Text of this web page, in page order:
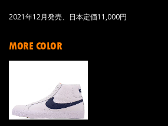
2021年12月発売、日本定価11,000円
MORE COLOR